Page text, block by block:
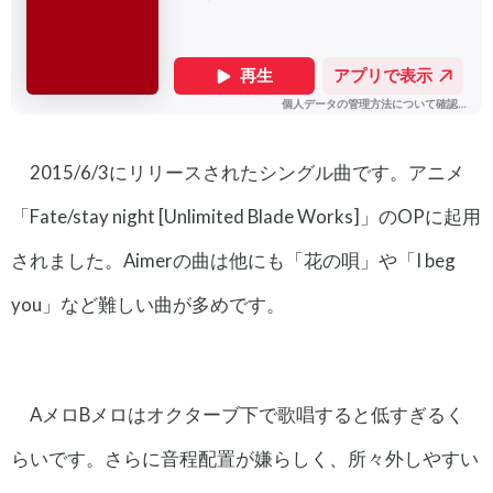
2015/6/3にリリースされたシングル曲です。アニメ
「Fate/stay night [Unlimited Blade Works]」のOPに起用
されました。Aimerの曲は他にも「花の唄」や「I beg
you」など難しい曲が多めです。
AメロBメロはオクターブ下で歌唱すると低すぎるく
らいです。さらに音程配置が嫌らしく、所々外しやすい